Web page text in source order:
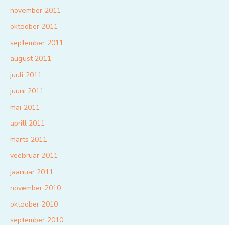
november 2011
oktoober 2011
september 2011
august 2011
juuli 2011
juuni 2011
mai 2011
aprill 2011
märts 2011
veebruar 2011
jaanuar 2011
november 2010
oktoober 2010
september 2010